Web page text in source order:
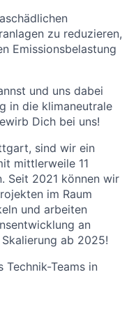
zu reduzieren,
Emissionsbelastung
und uns dabei
in die klimaneutrale
Dich bei uns!
sind wir ein
mittlerweile 11
Seit 2021 können wir
im Raum
und arbeiten
an
ab 2025!
Technik-Teams in